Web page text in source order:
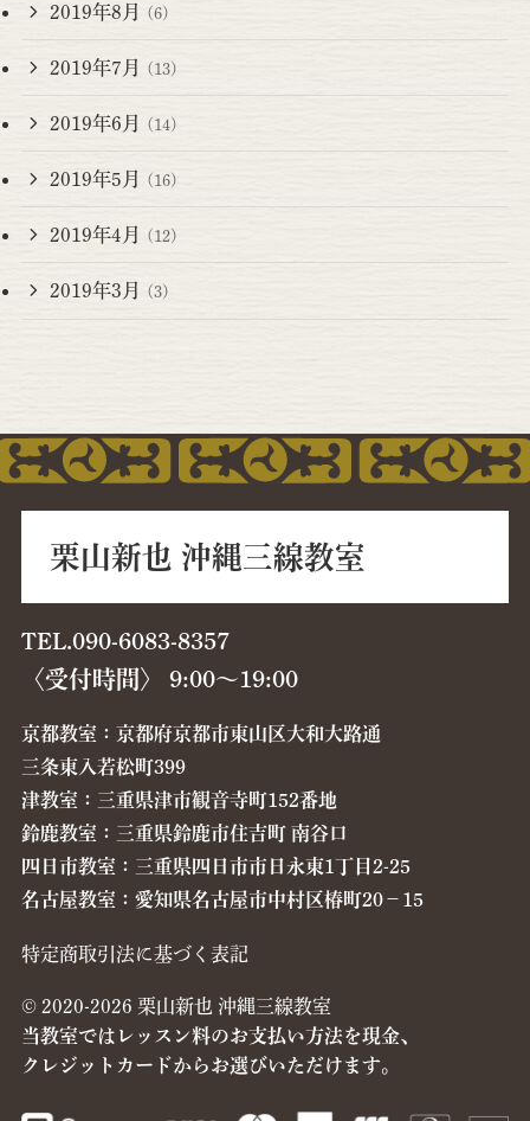
2019年8月 (6)
2019年7月 (13)
2019年6月 (14)
2019年5月 (16)
2019年4月 (12)
2019年3月 (3)
栗山新也 沖縄三線教室
TEL.090-6083-8357
〈受付時間〉 9:00〜19:00
京都教室：京都府京都市東山区大和大路通
三条東入若松町399
津教室：三重県津市観音寺町152番地
鈴鹿教室：三重県鈴鹿市住吉町 南谷口
四日市教室：三重県四日市市日永東1丁目2-25
名古屋教室：愛知県名古屋市中村区椿町20−15
特定商取引法に基づく表記
© 2020-2026 栗山新也 沖縄三線教室
当教室ではレッスン料のお支払い方法を現金、
クレジットカードからお選びいただけます。